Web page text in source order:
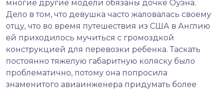
многие другие модели обязаны дочке Оуэна.
Дело в том, что девушка часто жаловалась своему
отцу, что во время путешествия из США в Англию
ей приходилось мучиться с громоздкой
конструкцией для перевозки ребенка. Таскать
постоянно тяжелую габаритную коляску было
проблематично, потому она попросила
знаменитого авиаинженера придумать более